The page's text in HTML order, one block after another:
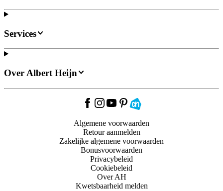
Services
Over Albert Heijn
Algemene voorwaarden
Retour aanmelden
Zakelijke algemene voorwaarden
Bonusvoorwaarden
Privacybeleid
Cookiebeleid
Over AH
Kwetsbaarheid melden